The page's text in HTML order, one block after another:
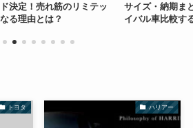
決定！売れ筋のリミテッ
る理由とは？
サイズ・納期ま
イバル車比較す
トヨタ ハリアー